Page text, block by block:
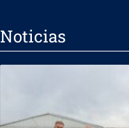
Noticias